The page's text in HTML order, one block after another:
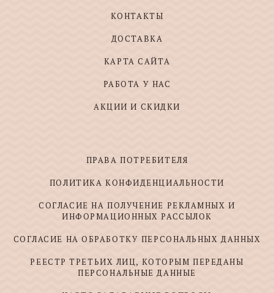
КОНТАКТЫ
ДОСТАВКА
КАРТА САЙТА
РАБОТА У НАС
АКЦИИ И СКИДКИ
ПРАВА ПОТРЕБИТЕЛЯ
ПОЛИТИКА КОНФИДЕНЦИАЛЬНОСТИ
СОГЛАСИЕ НА ПОЛУЧЕНИЕ РЕКЛАМНЫХ И
ИНФОРМАЦИОННЫХ РАССЫЛОК
СОГЛАСИЕ НА ОБРАБОТКУ ПЕРСОНАЛЬНЫХ ДАННЫХ
РЕЕСТР ТРЕТЬИХ ЛИЦ, КОТОРЫМ ПЕРЕДАНЫ
ПЕРСОНАЛЬНЫЕ ДАННЫЕ